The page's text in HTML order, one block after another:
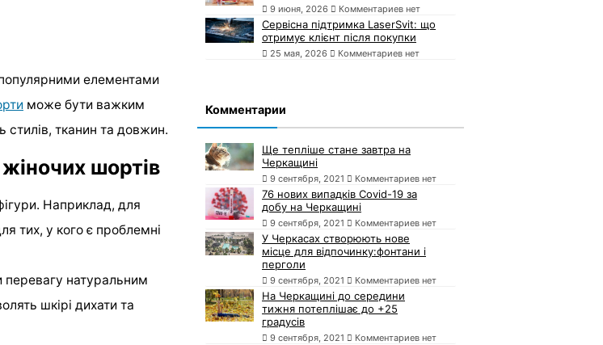
елементами
може бути важким
стилів, тканин та довжин.
шортів
Наприклад, для
тих, у кого є проблемні
натуральним
шкірі дихати та
9 июня, 2026 Комментариев нет
Сервісна підтримка LaserSvit: що
отримує клієнт після покупки
25 мая, 2026 Комментариев нет
Комментарии
Ще тепліше стане завтра на
Черкащині
9 сентября, 2021 Комментариев нет
76 нових випадків Covid-19 за
добу на Черкащині
9 сентября, 2021 Комментариев нет
У Черкасах створюють нове
місце для відпочинку:фонтани і
перголи
9 сентября, 2021 Комментариев нет
На Черкащині до середини
тижня потеплішає до +25
градусів
9 сентября, 2021 Комментариев нет